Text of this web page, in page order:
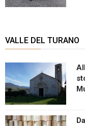
VALLE DEL TURANO